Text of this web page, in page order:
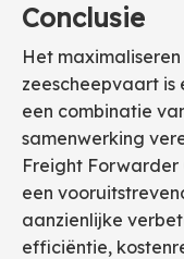
Conclusie
Het
zeescheepvaart is
een combinatie
samenwerking
Freight Forwarder
een
aanzienlijke
efficiëntie,